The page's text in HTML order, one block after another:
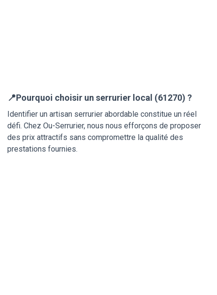
📍Pourquoi choisir un serrurier local (61270) ?
Identifier un artisan serrurier abordable constitue un réel
défi. Chez Ou-Serrurier, nous nous efforçons de proposer
des prix attractifs sans compromettre la qualité des
prestations fournies.